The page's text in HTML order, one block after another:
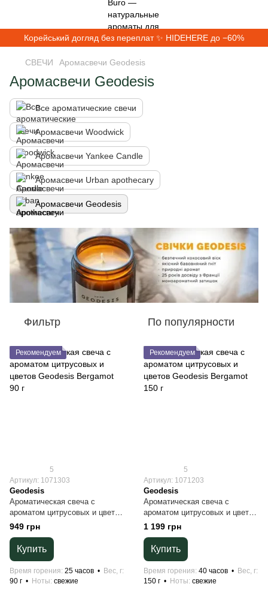
Корейський догляд без переплат ✨ HIDEHERE до −60%
СВЕЧИ Аромасвечи Geodesis
Аромасвечи Geodesis
Все ароматические свечи
Аромасвечи Woodwick
Аромасвечи Yankee Candle
Аромасвечи Urban apothecary
Аромасвечи Geodesis
Фильтр По популярности
Рекомендуем
5
Артикул: 1071303
Geodesis
Ароматическая свеча с
ароматом цитрусовых и цветов
Geodesis Bergamot 90 г
949 грн
Купить
Время горения 25 часов
Вес, г
90 г
Ноты свежие
Рекомендуем
5
Артикул: 1071203
Geodesis
Ароматическая свеча с
ароматом цитрусовых и цветов
Geodesis Bergamot 150 г
1 199 грн
Купить
Время горения 40 часов
Вес, г
150 г
Ноты свежие